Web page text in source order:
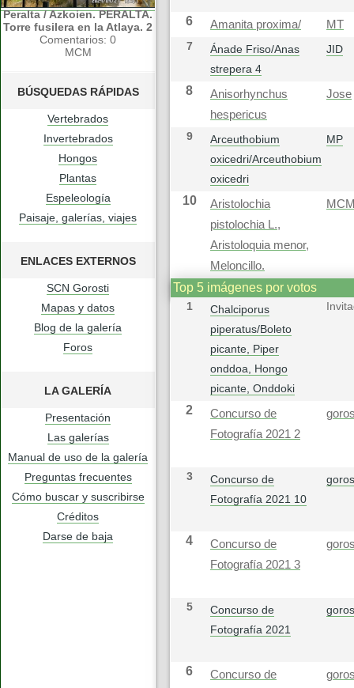
Peralta / Azkoien. PERALTA.
Torre fusilera en la Atlaya. 2
Comentarios: 0
MCM
BÚSQUEDAS RÁPIDAS
Vertebrados
Invertebrados
Hongos
Plantas
Espeleología
Paisaje, galerías, viajes
ENLACES EXTERNOS
SCN Gorosti
Mapas y datos
Blog de la galería
Foros
LA GALERÍA
Presentación
Las galerías
Manual de uso de la galería
Preguntas frecuentes
Cómo buscar y suscribirse
Créditos
Darse de baja
6 Amanita proxima/
MT
7
Ánade Friso/Anas
strepera 4
JID
8
Anisorhynchus
hespericus
Jose
9
Arceuthobium
oxicedri/Arceuthobium
oxicedri
MP
10
Aristolochia
pistolochia L.,
Aristoloquia menor,
Meloncillo.
Top 5 imágenes por votos
1
Chalciporus
piperatus/Boleto
picante, Piper
onddoa, Hongo
picante, Onddoki
2
Concurso de
Fotografía 2021 2
3
Concurso de
Fotografía 2021 10
4
Concurso de
Fotografía 2021 3
5
Concurso de
Fotografía 2021
6
Concurso de